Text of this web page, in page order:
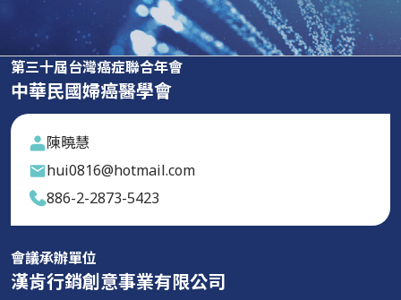
第三十屆台灣癌症聯合年會
中華民國婦癌醫學會
陳曉慧
hui0816@hotmail.com
886-2-2873-5423
會議承辦單位
漢肯行銷創意事業有限公司